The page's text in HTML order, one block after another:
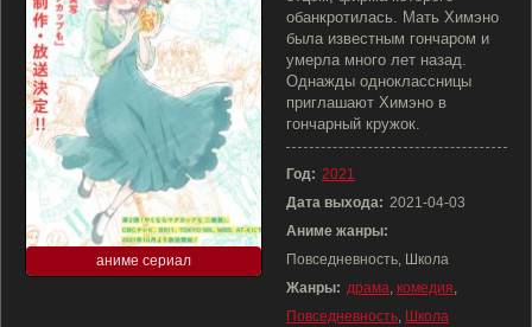
аниме сериал
обанкротилась. Мать Химэно
была известным гончаром и
умерла много лет назад.
Однажды одноклассницы
приглашают Химэно в
гончарный кружок.
Год: 2021
Дата выхода: 2021-04-03
Аниме жанры:
Повседневность, Школа
Жанры: драма, комедия,
Повседневность, Школа